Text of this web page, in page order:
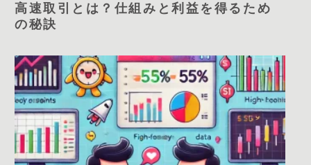
高速取引とは？仕組みと利益を得るため
の秘訣